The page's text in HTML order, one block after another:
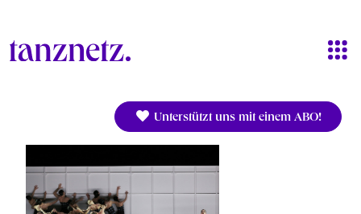
Unterstützt uns mit einem ABO!